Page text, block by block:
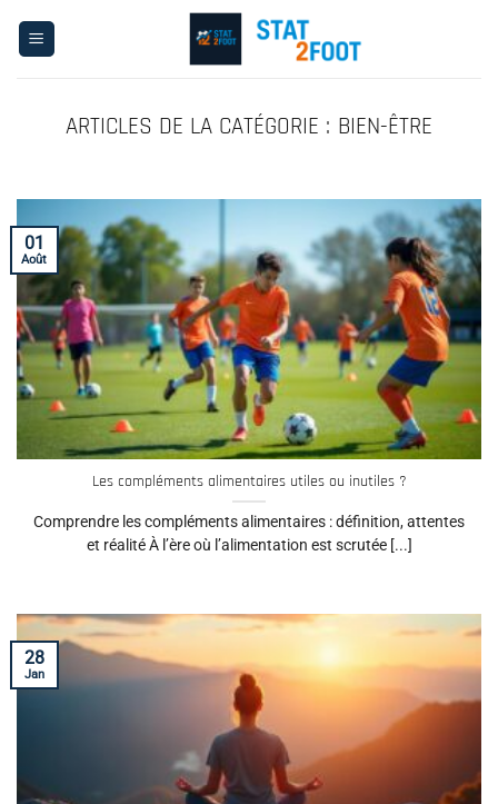
BIEN-ÊTRE
Les compléments alimentaires utiles ou inutiles ?
Comprendre les compléments alimentaires : définition, attentes
et réalité À l’ère où l’alimentation est scrutée [...]
01
Août
28
Jan